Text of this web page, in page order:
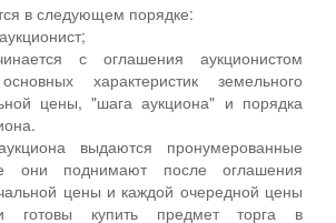
в следующем порядке:
с оглашения аукционистом
характеристик земельного
цены, "шага аукциона" и порядка
выдаются пронумерованные
они поднимают после оглашения
цены и каждой очередной цены
готовы купить предмет торга в